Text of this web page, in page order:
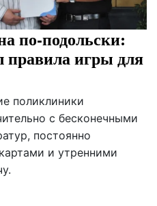
по-подольски:
правила игры для
поликлиники
с бесконечными
постоянно
и утренними